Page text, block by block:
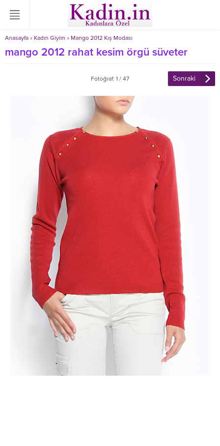
Anasayfa » Kadın Giyim » Mango 2012 Kış Modası
mango 2012 rahat kesim örgü süveter
Fotoğraf: 1 / 47 Sonraki